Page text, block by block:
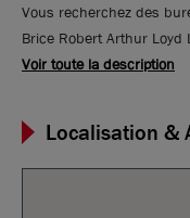
Vous recherchez des
Brice Robert Arthur Loyd
commune de Décines, à
avec pôle de Loisirs,
hôtels, pôle médical à
les occupants. Le
Voir toute la description
Localisation &